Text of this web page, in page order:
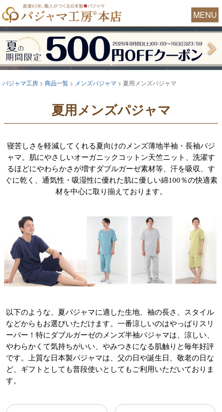
MENU
パジャマ工房 商品一覧 メンズパジャマ 夏用メンズパジャマ
夏用メンズパジャマ
寝苦しさを軽減してくれる夏向けのメンズ薄地半袖・長袖パジ
ャマ。肌にやさしいオーガニックコットン天竺ニット、洗濯す
るほどにやわらかさが増すダブルガーゼ素材等、汗を吸収、す
ぐに乾く、通気性・吸湿性に優れた肌に優しい綿100％の快適素
材を中心に取り揃えております。
以下のような、夏パジャマに適した生地、袖の長さ、スタイル
などからもお選びいただけます。一番涼しいのはやっぱりスリ
ーパー！特にダブルガーゼのメンズ半袖パジャマは、涼しい、
やわらかくて気持ちがいい、やみつきになる肌触りと毎年好評
です。上質な日本製パジャマは、父の日や誕生日、敬老の日な
ど、ギフトとしても普段使いとしてもご利用いただいておりま
す。